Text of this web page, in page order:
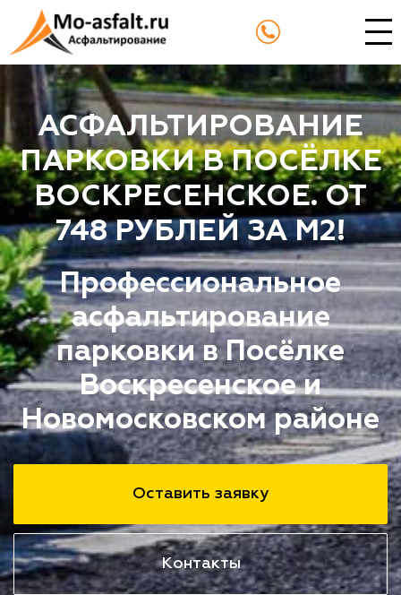
АСФАЛЬТИРОВАНИЕ
ПАРКОВКИ В ПОСЁЛКЕ
ВОСКРЕСЕНСКОЕ. ОТ
748 РУБЛЕЙ ЗА М2!
Профессиональное
асфальтирование
парковки в Посёлке
Воскресенское и
Новомосковском районе
Оставить заявку
Контакты